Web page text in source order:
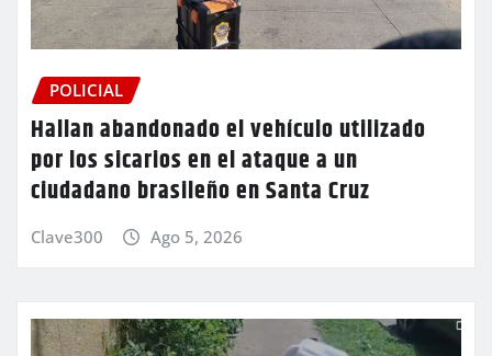
POLICIAL
Hallan abandonado el vehículo utilizado
por los sicarios en el ataque a un
ciudadano brasileño en Santa Cruz
Clave300 Ago 5, 2026